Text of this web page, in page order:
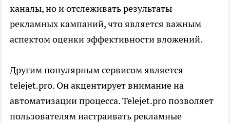
каналы, но и отслеживать результаты
рекламных кампаний, что является важным
аспектом оценки эффективности вложений.
Другим популярным сервисом является
telejet.pro. Он акцентирует внимание на
автоматизации процесса. Telejet.pro позволяет
пользователям настраивать рекламные